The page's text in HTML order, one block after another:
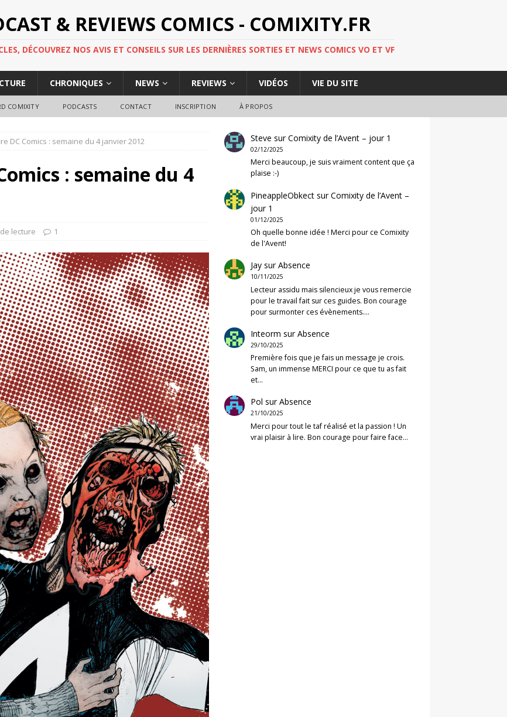
& REVIEWS COMICS - COMIXITY.FR
DÉCOUVREZ NOS AVIS ET CONSEILS SUR LES DERNIÈRES SORTIES ET NEWS COMICS VO ET VF
CHRONIQUES NEWS REVIEWS VIDÉOS VIE DU SITE
COMIXITY PODCASTS CONTACT INSCRIPTION À PROPOS
DC Comics : semaine du 4 janvier 2012
: semaine du 4
lecture 1
Steve surComixity de l’Avent – jour 1
02/12/2025
Merci beaucoup, je suis vraiment content que ça
plaise :-)
PineappleObkect surComixity de l’Avent –
jour 1
01/12/2025
Oh quelle bonne idée ! Merci pour ce Comixity
de l'Avent!
Jay surAbsence
10/11/2025
Lecteur assidu mais silencieux je vous remercie
pour le travail fait sur ces guides. Bon courage
pour surmonter ces évènements.…
Inteorm surAbsence
29/10/2025
Première fois que je fais un message je crois.
Sam, un immense MERCI pour ce que tu as fait
et…
Pol surAbsence
21/10/2025
Merci pour tout le taf réalisé et la passion ! Un
vrai plaisir à lire. Bon courage pour faire face…